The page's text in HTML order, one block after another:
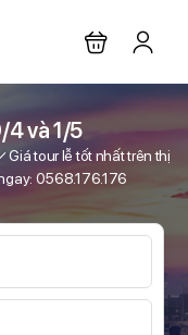
4 và 1/5
Giá tour lễ tốt nhất trên thị
0568.176.176